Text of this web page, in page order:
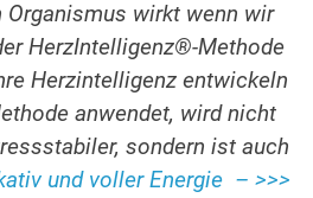
Organismus wirkt wenn wir
HerzIntelligenz®-Methode
Herzintelligenz entwickeln
anwendet, wird nicht
sondern ist auch
und voller Energie – >>>